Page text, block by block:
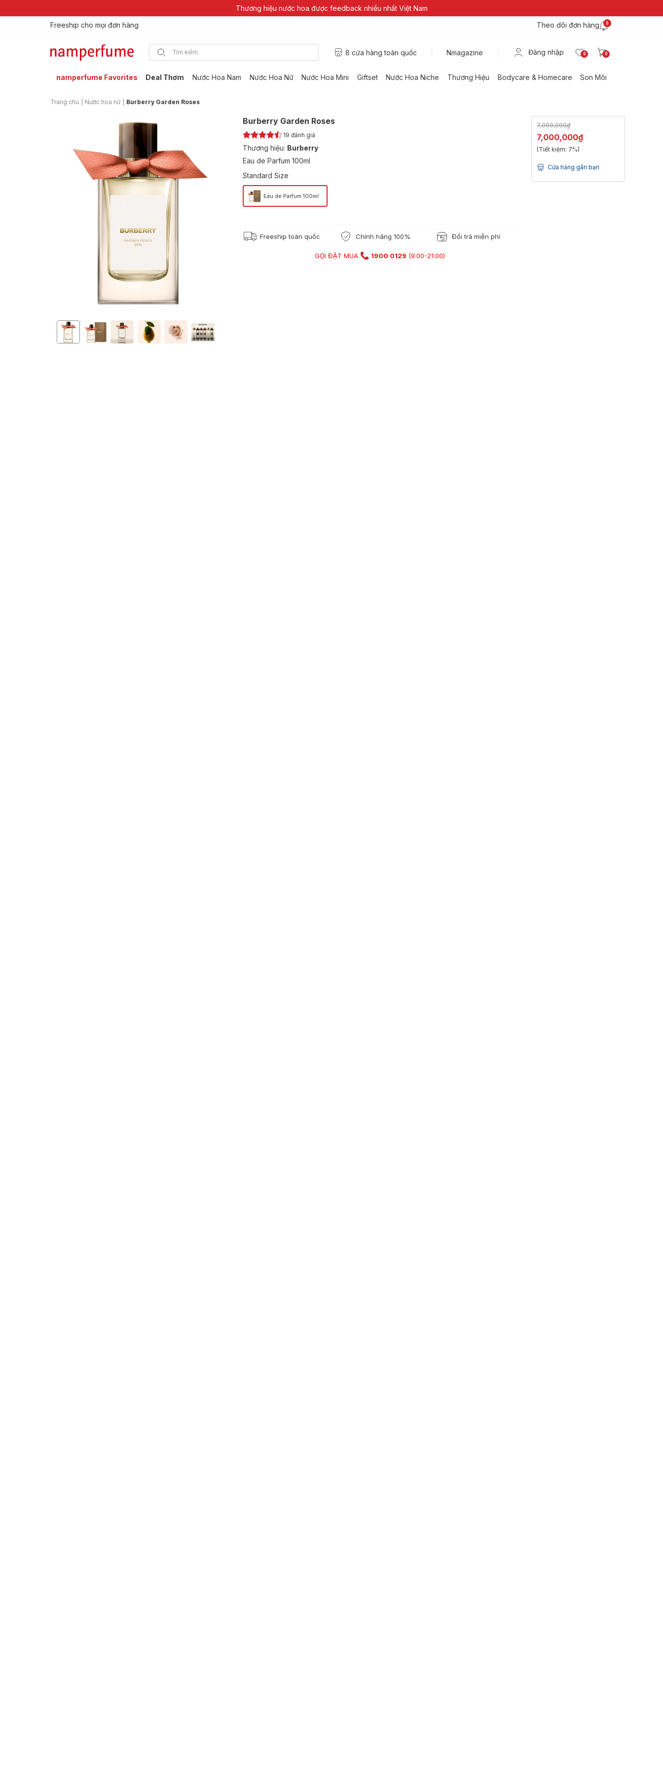
Thương hiệu nước hoa được feedback nhiều nhất Việt Nam
Freeship cho mọi đơn hàng
Thương hiệu nước hoa uy tín từ 2013
Theo dõi đơn hàng 5
8 cửa hàng toàn quốc Nmagazine Đăng nhập 0 0
namperfume Favorites Deal Thơm Nước Hoa Nam Nước Hoa Nữ Nước Hoa Mini Giftset Nước Hoa Niche Thương Hiệu Bodycare & Homecare Son Môi
Trang chủ Nước hoa nữ Burberry Garden Roses
Burberry Garden Roses
19 đánh giá
Thương hiệu: Burberry
Eau de Parfum 100ml
Standard Size
Eau de Parfum 100ml
Freeship toàn quốc Chính hãng 100% Đổi trả miễn phí
GỌI ĐẶT MUA 1900 0129 (9:00-21:00)
7,000,000₫
7,000,000₫
(Tiết kiệm: 7%)
Cửa hàng gần bạn